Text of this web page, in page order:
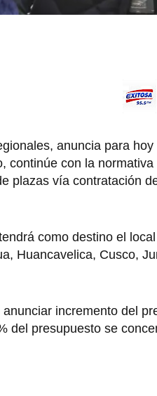
anuncia para
continúe con la
plazas vía contratación
como destino el local
Huancavelica, Cusco,
incremento del
del presupuesto se